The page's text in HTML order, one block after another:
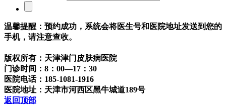
温馨提醒：预约成功，系统会将医生号和医院地址发送到您的
手机，请注意查收。
版权所有：天津津门皮肤病医院
门诊时间：8：00—17：30
医院电话：185-1081-1916
医院地址：天津市河西区黑牛城道189号
返回顶部